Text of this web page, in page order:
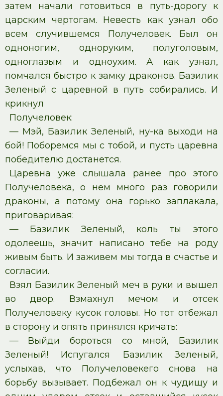
затем начали готовиться в путь-дорогу к
царским чертогам. Невесть как узнал обо
всем случившемся Получеловек. Был он
одноногим, одноруким, полуголовым,
одноглазым и одноухим. А как узнал,
помчался быстро к замку драконов. Базилик
Зеленый с царевной в путь собирались. И
крикнул
Получеловек:
— Мэй, Базилик Зеленый, ну-ка выходи на
бой! Поборемся мы с тобой, и пусть царевна
победителю достанется.
Царевна уже слышала ранее про этого
Получеловека, о нем много раз говорили
драконы, а потому она горько заплакала,
приговаривая:
— Базилик Зеленый, коль ты этого
одолеешь, значит написано тебе на роду
живым быть. И заживем мы тогда в счастье и
согласии.
Взял Базилик Зеленый меч в руки и вышел
во двор. Взмахнул мечом и отсек
Получеловеку кусок головы. Но тот отбежал
в сторону и опять принялся кричать:
— Выйди бороться со мной, Базилик
Зеленый! Испугался Базилик Зеленый,
услыхав, что Получеловекего снова на
борьбу вызывает. Подбежал он к чудищу и